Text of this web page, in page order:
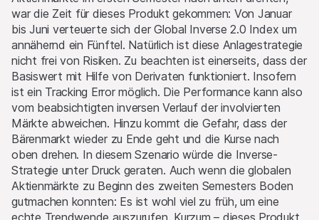
war die Zeit für dieses Produkt gekommen: Von Januar
bis Juni verteuerte sich der Global Inverse 2.0 Index um
annähernd ein Fünftel. Natürlich ist diese Anlagestrategie
nicht frei von Risiken. Zu beachten ist einerseits, dass der
Basiswert mit Hilfe von Derivaten funktioniert. Insofern
ist ein Tracking Error möglich. Die Performance kann also
vom beabsichtigten inversen Verlauf der involvierten
Märkte abweichen. Hinzu kommt die Gefahr, dass der
Bärenmarkt wieder zu Ende geht und die Kurse nach
oben drehen. In diesem Szenario würde die Inverse-
Strategie unter Druck geraten. Auch wenn die globalen
Aktienmärkte zu Beginn des zweiten Semesters Boden
gutmachen konnten: Es ist wohl viel zu früh, um eine
echte Trendwende auszurufen. Kurzum – dieses Produkt
Website als Basiswerte dienen. Sie können diese Anlagen
kaufen oder verkaufen, als Market Maker auftreten und
gleichzeitig auf der Angebots- wie auch der Nachfrageseite
aktiv sein. Die Handels- oder Absicherungsgeschäfte der
Emittentin und/oder der Lead Manager und/oder
beauftragter Drittparteien können den Preis des Basiswerts
beeinflussen und können einen Einfluss darauf haben, ob der
relevante Barrier Level, falls es einen solchen gibt, erreicht
wird.
Performance
Die vergangene Kursentwicklung ist keine Indikation oder
Garantie für die zukünftige Performance eines Produktes
oder Basiswertes. Der Wert von Anlagen kann Schwankungen